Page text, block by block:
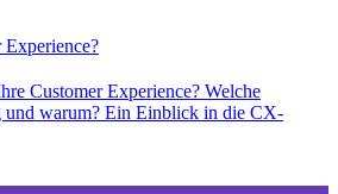
Experience?
Customer Experience? Welche
und warum? Ein Einblick in die CX-